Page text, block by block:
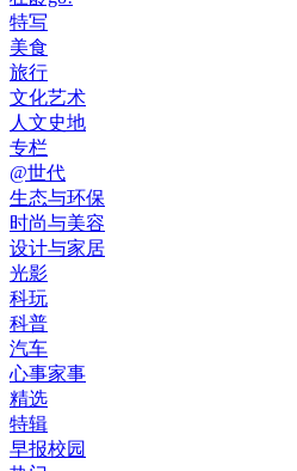
特写
美食
旅行
文化艺术
人文史地
专栏
@世代
生态与环保
时尚与美容
设计与家居
光影
科玩
科普
汽车
心事家事
精选
特辑
早报校园